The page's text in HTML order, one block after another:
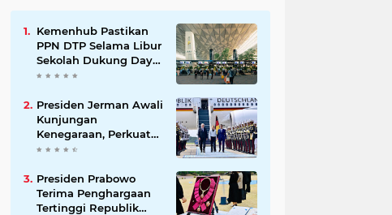
Kemenhub Pastikan
PPN DTP Selama Libur
Sekolah Dukung Daya
Beli Masyarakat
Presiden Jerman Awali
Kunjungan
Kenegaraan, Perkuat
Kemitraan Strategis
Presiden Prabowo
Terima Penghargaan
Tertinggi Republik